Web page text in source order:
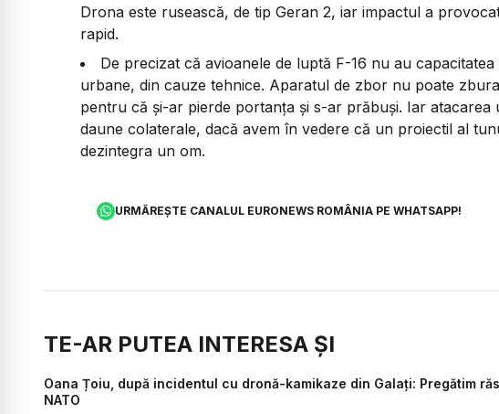
Drona este rusească, de tip Geran 2, iar impactul a
rapid.
De precizat că avioanele de luptă F-16 nu au
urbane, din cauze tehnice. Aparatul de zbor nu poate
pentru că și-ar pierde portanța și s-ar prăbuși. Iar
daune colaterale, dacă avem în vedere că un proiectil al
dezintegra un om.
URMĂREȘTE CANALUL EURONEWS ROMÂNIA PE WHATSAPP!
TE-AR PUTEA INTERESA ȘI
Oana Țoiu, după incidentul cu dronă-kamikaze din Galați: Pregătim
NATO